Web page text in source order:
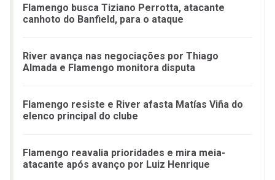
Flamengo busca Tiziano Perrotta, atacante
canhoto do Banfield, para o ataque
River avança nas negociações por Thiago
Almada e Flamengo monitora disputa
Flamengo resiste e River afasta Matías Viña do
elenco principal do clube
Flamengo reavalia prioridades e mira meia-
atacante após avanço por Luiz Henrique